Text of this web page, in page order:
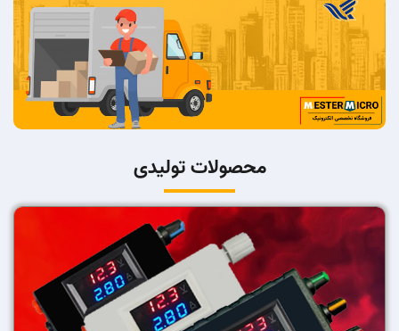
محصولات تولیدی